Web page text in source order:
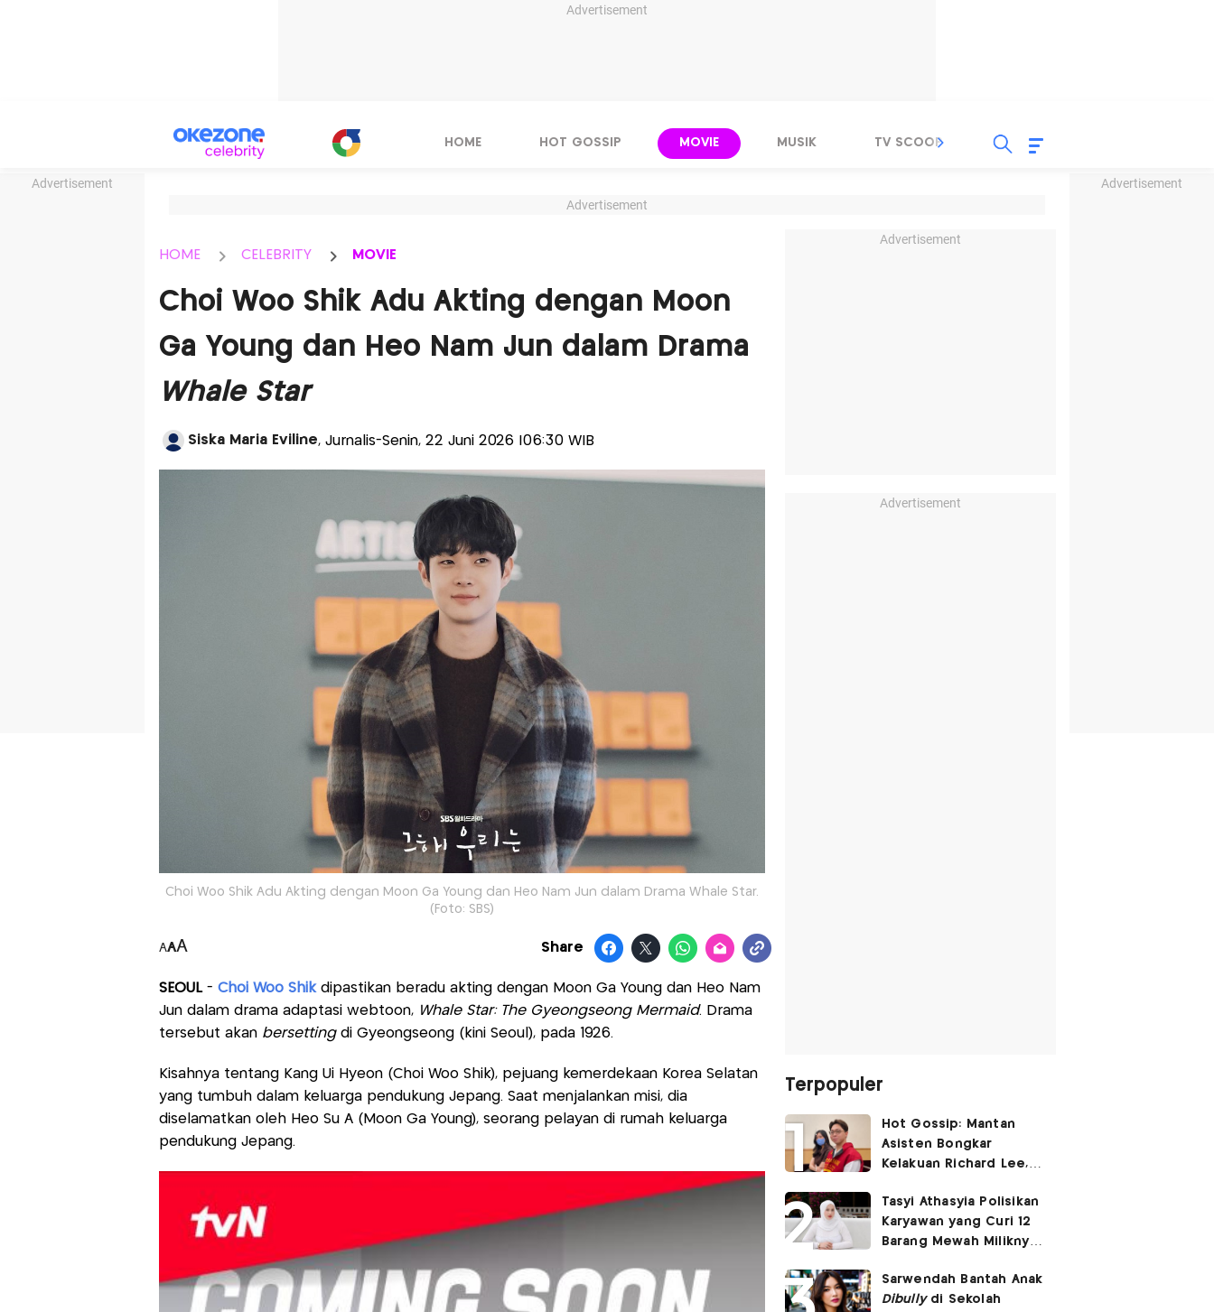
Advertisement
Advertisement Advertisement
HOME HOT GOSSIP MOVIE MUSIK TV SCOOP LIRIK
Advertisement
HOME CELEBRITY MOVIE
Choi Woo Shik Adu Akting dengan Moon
Ga Young dan Heo Nam Jun dalam Drama
Whale Star
Siska Maria Eviline, Jurnalis-Senin, 22 Juni 2026 |06:30 WIB
Choi Woo Shik Adu Akting dengan Moon Ga Young dan Heo Nam Jun dalam Drama Whale Star.
(Foto: SBS)
AAA Share
SEOUL- Choi Woo Shikdipastikan beradu akting dengan Moon Ga Young dan Heo Nam
Jun dalam drama adaptasi webtoon, Whale Star: The Gyeongseong Mermaid. Drama
tersebut akan bersettingdi Gyeongseong (kini Seoul), pada 1926.
Kisahnya tentang Kang Ui Hyeon (Choi Woo Shik), pejuang kemerdekaan Korea Selatan
yang tumbuh dalam keluarga pendukung Jepang. Saat menjalankan misi, dia
diselamatkan oleh Heo Su A (Moon Ga Young), seorang pelayan di rumah keluarga
pendukung Jepang.
Advertisement
Advertisement
Terpopuler
Hot Gossip: Mantan
Asisten Bongkar
Kelakuan Richard Lee,
Vicky Prasetyo
Tasyi Athasyia Polisikan
Karyawan yang Curi 12
Barang Mewah Miliknya
Sarwendah Bantah Anak
Dibullydi Sekolah